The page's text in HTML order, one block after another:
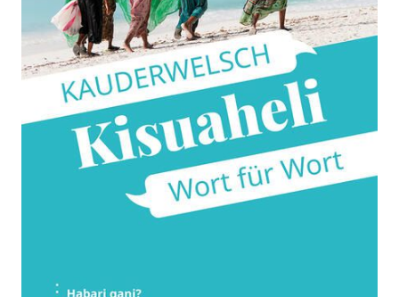
Kauderwelsch-Sprachführer von Reise Know-How
Christoph Friedrich
Verlag: Reise Know-
17.06.2024
224 Seiten